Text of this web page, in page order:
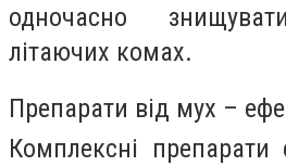
одночасно
літаючих комах.
Препарати від мух –
Комплексні препарати